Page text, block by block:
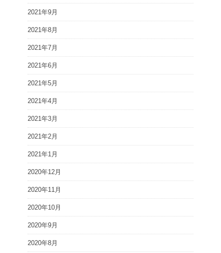
2021年9月
2021年8月
2021年7月
2021年6月
2021年5月
2021年4月
2021年3月
2021年2月
2021年1月
2020年12月
2020年11月
2020年10月
2020年9月
2020年8月